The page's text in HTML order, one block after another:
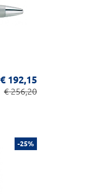
€ 192,15
€ 256,20
-25%